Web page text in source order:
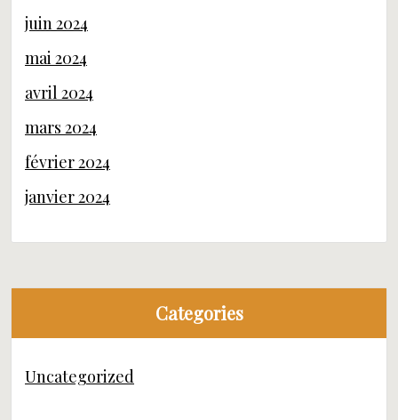
juin 2024
mai 2024
avril 2024
mars 2024
février 2024
janvier 2024
Categories
Uncategorized